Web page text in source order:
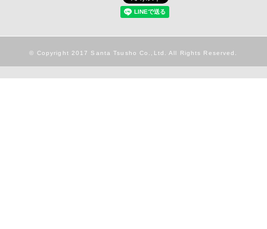
© Copyright 2017 Santa Tsusho Co.,Ltd. All Rights Reserved.